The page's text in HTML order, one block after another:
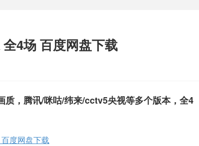
4场 百度网盘下载
，腾讯/咪咕/纬来/cctv5央视等多个版本，全4
度网盘下载